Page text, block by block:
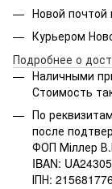
Новой почтой
Курьером
Подробнее о
Наличными
Стоимость
По
после
ФОП Міллер
IBAN:
ІПН: